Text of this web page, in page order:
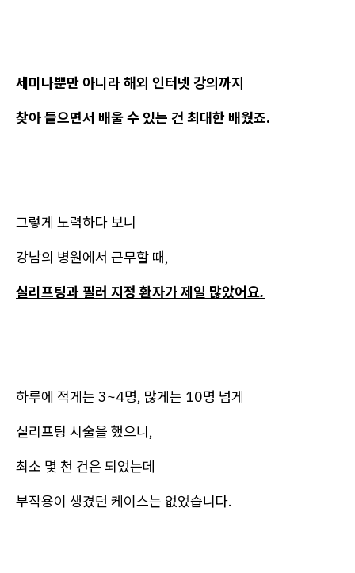
세미나뿐만 아니라 해외 인터넷 강의까지
찾아 들으면서 배울 수 있는 건 최대한 배웠죠.
그렇게 노력하다 보니
강남의 병원에서 근무할 때,
실리프팅과 필러 지정 환자가 제일 많았어요.
하루에 적게는 3~4명, 많게는 10명 넘게
실리프팅 시술을 했으니,
최소 몇 천 건은 되었는데
부작용이 생겼던 케이스는 없었습니다.